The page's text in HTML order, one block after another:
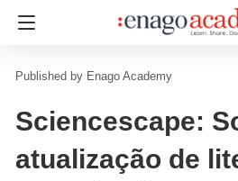
Enago Academy
Sciencescape:
atualização de